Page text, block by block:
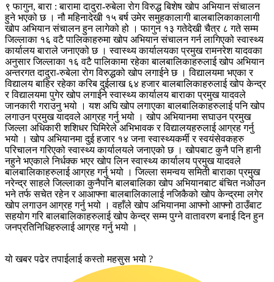
९ फागुन, बारा : बारामा दादुरा-रुबेला रोग विरुद्ध बिशेष खोप अभियान संचालन
हुने भएको छ । नौ महिनादेखी १५ बर्ष उमेर समुहकालागी बालबालिकाकालागी
खोप अभियान संचालन हुन लागेको हो । फागुन १३ गतेदेखी चैत्र ८ गते सम्म
जिल्लाका १६ वटै पालिकाहरुमा खोप अभियान संचालन गर्न लागिएको स्वास्थ्य
कार्यालय बाराले जनाएको छ । स्वास्थ्य कार्यालयका प्रमुख रामनरेश यादवका
अनुसार जिल्लाका १६ वटै पालिकामा रहेका बालबालिकाहरुलाई खोप अभियान
अन्तरगत दादुरा-रुबेला रोग विरुद्धको खोप लगाईने छ । विद्यालयमा भएका र
विद्यालय बाहिर रहेका करिब दुईलाख ६४ हजार बालबालिकाहरुलाई खोप केन्द्र
र विद्यालयमा पुगेर खोप लगाईने स्वास्थ्य कार्यालय बाराका प्रमुख यादवले
जानकारी गराउनु भयो । यश अघि खोप लगाएका बालबालिकाहरुलाई पनि खोप
लगाउन प्रमुख यादवले आग्रह गर्नु भयो । खोप अभियानमा सघाउन प्रमुख
जिल्ला अधिकारी शशिधर घिमिरेले अभिभावक र विद्यालयहरुलाई आग्रह गर्नु
भयो । खोप अभियानमा दुई हजार १४ जना स्वास्थ्यकर्मी र स्वयंसेवकहरु
परिचालन गरिएको स्वास्थ्य कार्यालयले जनाएको छ । खोपबाट कुनै पनि हानी
नहुने भएकाले निर्धक्क भएर खोप लिन स्वास्थ्य कार्यालय प्रमुख यादवले
बालबालिकाहरुलाई आग्रह गर्नु भयो । जिल्ला समन्वय समिती बाराका प्रमुख
नरेन्द्र साहले जिल्लाका कुनैपनि बालबालिका खोप अभियानबाट बंचित नओउन
भने तर्फ सचेत रहेन र आआफ्ना बालबालिकालाई नजिकैको खोप केन्द्रमा लगेर
खोप लगाउन आग्रह गर्नु भयो । वहाँले खोप अभियानमा आफ्नो आफ्नो ठाउँबाट
सहयोग गरि बालबालिकाहरुलाई खोप केन्द्र सम्म पुग्ने वातावरण बनाई दिन हुन
जनप्रतिनिधिहरुलाई आग्रह गर्नु भयो ।
यो खबर पढेर तपाईलाई कस्तो महसुस भयो ?